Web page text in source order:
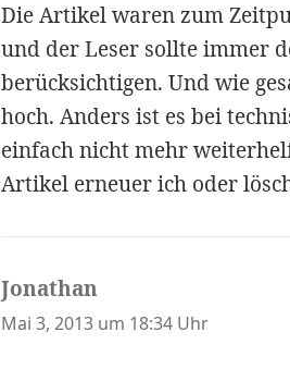
Die Artikel waren zum
und der Leser sollte immer
berücksichtigen. Und wie
hoch. Anders ist es bei
einfach nicht mehr
Artikel erneuer ich oder
Jonathan
Mai 3, 2013 um 18:34 Uhr